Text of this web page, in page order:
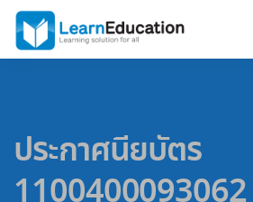
ประกาศนียบัตร